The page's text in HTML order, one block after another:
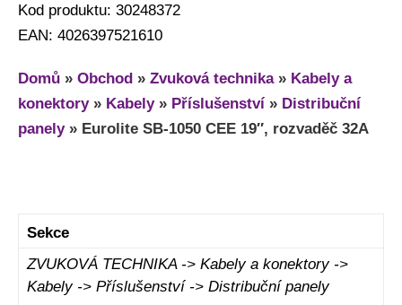
Kod produktu: 30248372
EAN: 4026397521610
Domů » Obchod » Zvuková technika» Kabely a
konektory» Kabely» Příslušenství » Distribuční
panely» Eurolite SB-1050 CEE 19″, rozvaděč 32A
Sekce
ZVUKOVÁ TECHNIKA -> Kabely a konektory ->
Kabely -> Příslušenství -> Distribuční panely